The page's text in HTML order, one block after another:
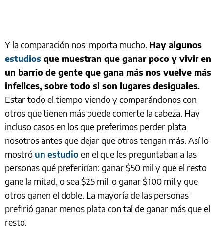
Y la comparación nos importa mucho. Hay algunos
estudios que muestran que ganar poco y vivir en
un barrio de gente que gana más nos vuelve más
infelices, sobre todo si son lugares desiguales.
Estar todo el tiempo viendo y comparándonos con
otros que tienen más puede comerte la cabeza. Hay
incluso casos en los que preferimos perder plata
nosotros antes que dejar que otros tengan más. Así lo
mostró un estudio en el que les preguntaban a las
personas qué preferirían: ganar $50 mil y que el resto
gane la mitad, o sea $25 mil, o ganar $100 mil y que
otros ganen el doble. La mayoría de las personas
prefirió ganar menos plata con tal de ganar más que el
resto.